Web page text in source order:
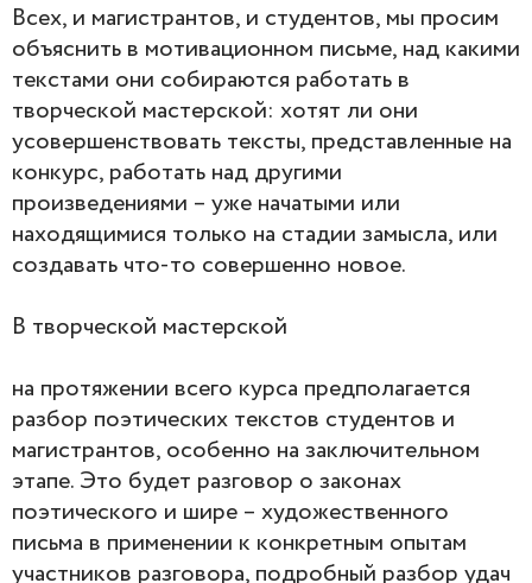
Всех, и магистрантов, и студентов, мы просим
объяснить в мотивационном письме, над какими
текстами они собираются работать в
творческой мастерской: хотят ли они
усовершенствовать тексты, представленные на
конкурс, работать над другими
произведениями – уже начатыми или
находящимися только на стадии замысла, или
создавать что-то совершенно новое.
В творческой мастерской
на протяжении всего курса предполагается
разбор поэтических текстов студентов и
магистрантов, особенно на заключительном
этапе. Это будет разговор о законах
поэтического и шире – художественного
письма в применении к конкретным опытам
участников разговора, подробный разбор удач